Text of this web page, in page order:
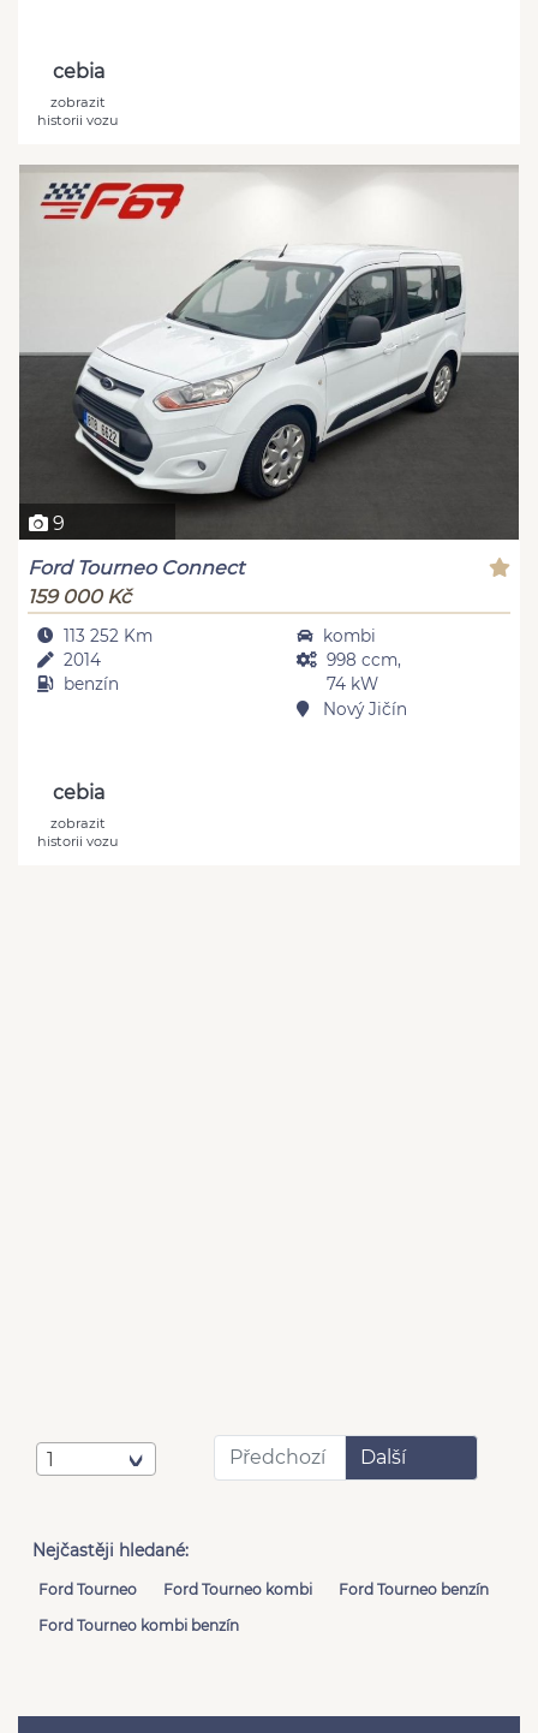
cebia
zobrazit
historii vozu
9
Ford Tourneo Connect
159 000 Kč
113 252 Km
2014
benzín
kombi
998 ccm,
74 kW
Nový Jičín
cebia
zobrazit
historii vozu
1 Předchozí Další
Nejčastěji hledané:
Ford Tourneo Ford Tourneo kombi
Ford Tourneo benzín
Ford Tourneo kombi benzín